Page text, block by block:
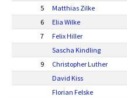
5
Matthias Zilke
6
Elia Wilke
7
Felix Hiller
Sascha Kindling
9
Christopher Luther
David Kiss
Florian Felske